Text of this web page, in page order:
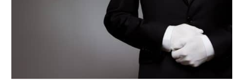
N'attendez pas la dernière